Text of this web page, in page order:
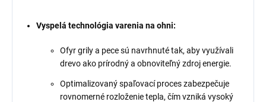
Vyspelá technológia varenia na ohni:
Ofyr grily a pece sú navrhnuté tak, aby využívali
drevo ako prírodný a obnoviteľný zdroj energie.
Optimalizovaný spaľovací proces zabezpečuje
rovnomerné rozloženie tepla, čím vzniká vysoký